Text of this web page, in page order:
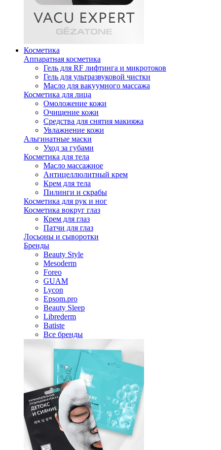
Косметика
Аппаратная косметика
Гель для RF лифтинга и микротоков
Гель для ультразвуковой чистки
Масло для вакуумного массажа
Косметика для лица
Омоложение кожи
Очищение кожи
Средства для снятия макияжа
Увлажнение кожи
Альгинатные маски
Уход за губами
Косметика для тела
Масло массажное
Антицеллюлитный крем
Крем для тела
Пилинги и скрабы
Косметика для рук и ног
Косметика вокруг глаз
Крем для глаз
Патчи для глаз
Лосьоны и сыворотки
Бренды
Beauty Style
Mesoderm
Foreo
GUAM
Lycon
Epsom.pro
Beauty Sleep
Librederm
Batiste
Все бренды